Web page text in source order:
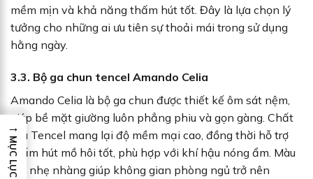
mềm mịn và khả năng thấm hút tốt. Đây là lựa chọn lý
tưởng cho những ai ưu tiên sự thoải mái trong sử dụng
hằng ngày.
3.3. Bộ ga chun tencel Amando Celia
Amando Celia là bộ ga chun được thiết kế ôm sát nệm,
giúp bề mặt giường luôn phẳng phiu và gọn gàng. Chất
liệu Tencel mang lại độ mềm mại cao, đồng thời hỗ trợ
thấm hút mồ hôi tốt, phù hợp với khí hậu nóng ẩm. Màu
ghi nhẹ nhàng giúp không gian phòng ngủ trở nên
→
MỤC LỤC